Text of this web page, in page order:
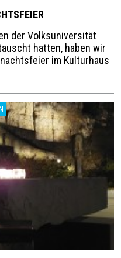
der Volksuniversität
hatten, haben wir
im Kulturhaus